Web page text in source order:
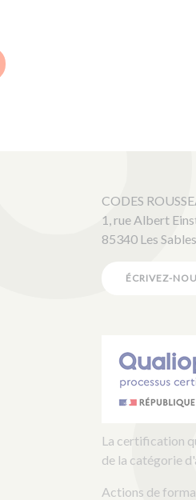
CODES
1, rue Albert
85340 Les
ÉCRIVEZ-
La certification
de la catégorie
Actions de